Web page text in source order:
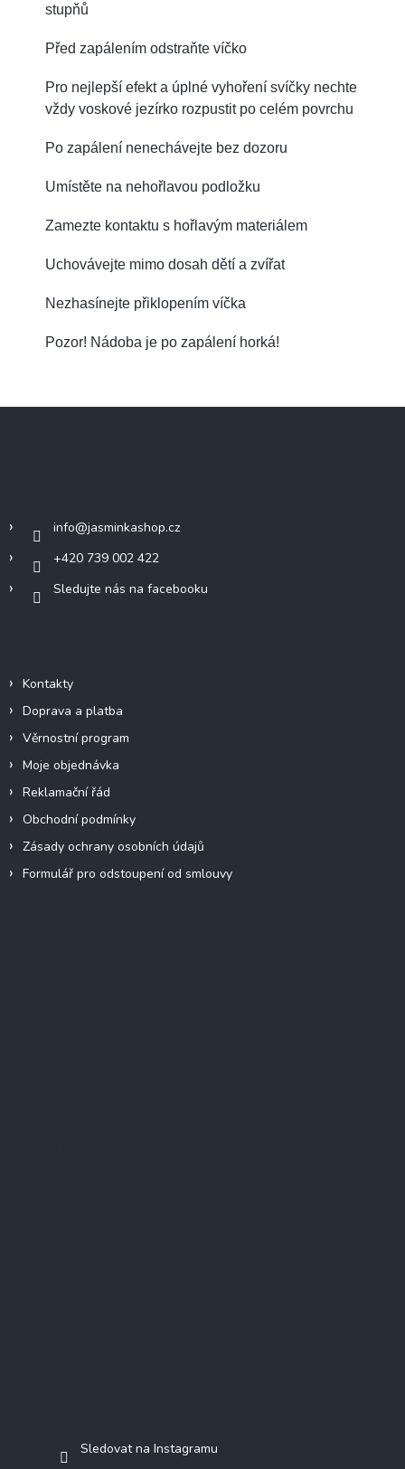
stupňů
Před zapálením odstraňte víčko
Pro nejlepší efekt a úplné vyhoření svíčky nechte
vždy voskové jezírko rozpustit po celém povrchu
Po zapálení nenechávejte bez dozoru
Umístěte na nehořlavou podložku
Zamezte kontaktu s hořlavým materiálem
Uchovávejte mimo dosah dětí a zvířat
Nezhasínejte přiklopením víčka
Pozor! Nádoba je po zapálení horká!
info@jasminkashop.cz
+420 739 002 422
Sledujte nás na facebooku
Kontakty
Doprava a platba
Věrnostní program
Moje objednávka
Reklamační řád
Obchodní podmínky
Zásady ochrany osobních údajů
Formulář pro odstoupení od smlouvy
Sledovat na Instagramu